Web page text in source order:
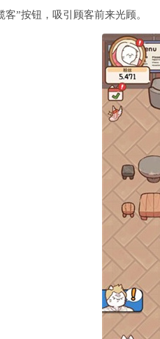
客”按钮，吸引顾客前来光顾。